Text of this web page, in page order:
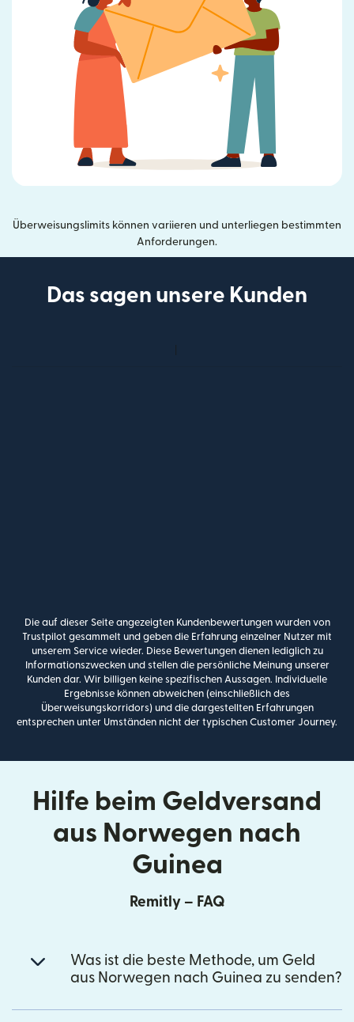
Überweisungslimits können variieren und unterliegen bestimmten
Anforderungen.
Das sagen unsere Kunden
Die auf dieser Seite angezeigten Kundenbewertungen wurden von
Trustpilot gesammelt und geben die Erfahrung einzelner Nutzer mit
unserem Service wieder. Diese Bewertungen dienen lediglich zu
Informationszwecken und stellen die persönliche Meinung unserer
Kunden dar. Wir billigen keine spezifischen Aussagen. Individuelle
Ergebnisse können abweichen (einschließlich des
Überweisungskorridors) und die dargestellten Erfahrungen
entsprechen unter Umständen nicht der typischen Customer Journey.
Hilfe beim Geldversand
aus Norwegen nach
Guinea
Remitly – FAQ
Was ist die beste Methode, um Geld
aus Norwegen nach Guinea zu senden?